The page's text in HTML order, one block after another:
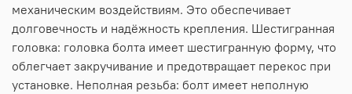
механическим воздействиям. Это обеспечивает
долговечность и надёжность крепления. Шестигранная
головка: головка болта имеет шестигранную форму, что
облегчает закручивание и предотвращает перекос при
установке. Неполная резьба: болт имеет неполную